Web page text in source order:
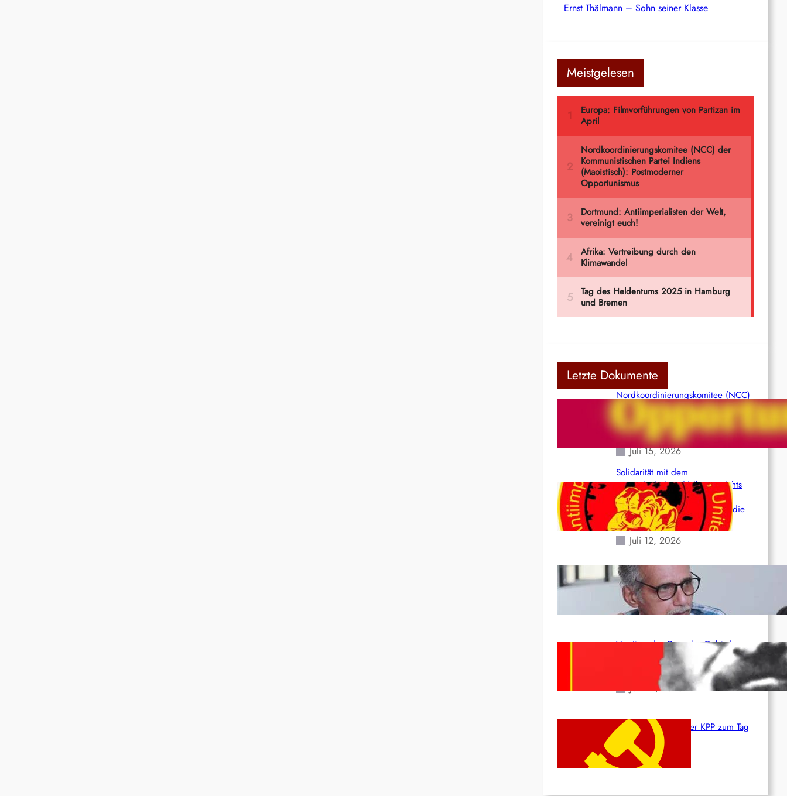
Ernst Thälmann – Sohn seiner Klasse
Meistgelesen
Letzte Dokumente
Nordkoordinierungskomitee (NCC)
der Kommunistischen Partei Indiens
(Maoistisch): Postmoderner
Opportunismus
Juli 15, 2026
Solidarität mit dem
venezolanischem Volk angesichts
der verlorenen Leben und der
katastrophalen Situation durch die
Erdbeben des 24. Juni!
Juli 12, 2026
Indien: „Die Politik der
Kapitulation“ von K. Murali (Ajith)
Juli 1, 2026
Vorsitzender Gonzalo: Gebt das
Leben für die Partei und die
Juni 19, 2026
Beschluss des ZK der KPP zum Tag
des Heldentums
Juni 19, 2026